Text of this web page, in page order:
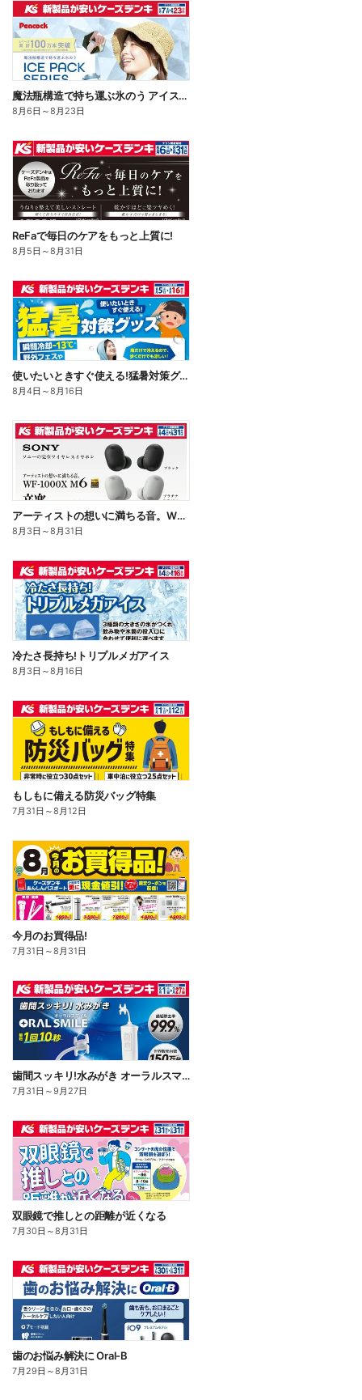
魔法瓶構造で持ち運ぶ氷のう アイスパックシリーズ
8月6日 ～8月23日
ReFaで毎日のケアをもっと上質に!
8月5日 ～8月31日
使いたいときすぐ使える!猛暑対策グッズ
8月4日 ～8月16日
アーティストの想いに満ちる音。WF-1000X M6
8月3日 ～8月31日
冷たさ長持ち!トリプルメガアイス
8月3日 ～8月16日
もしもに備える防災バッグ特集
7月31日 ～8月12日
今月のお買得品!
7月31日 ～8月31日
歯間スッキリ!水みがき オーラルスマイル
7月31日 ～9月27日
双眼鏡で推しとの距離が近くなる
7月30日 ～8月31日
歯のお悩み解決に Oral-B
7月29日 ～8月31日